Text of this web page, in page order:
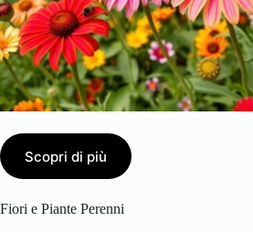
Scopri di più
Fiori e Piante Perenni